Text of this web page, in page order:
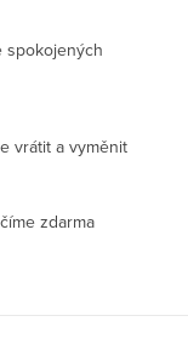
spokojených
vrátit a vyměnit
zdarma